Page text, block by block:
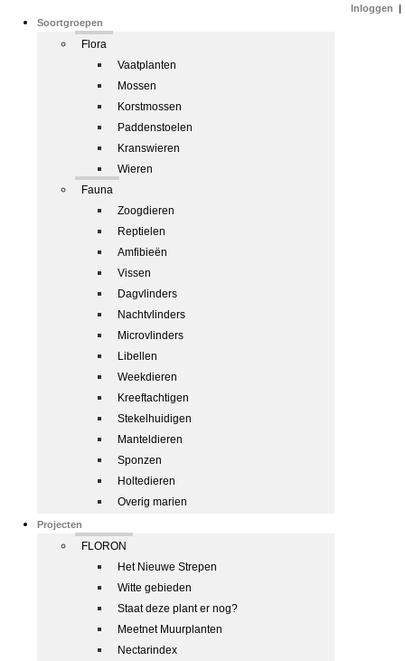
Soortgroepen
Flora
Vaatplanten
Mossen
Korstmossen
Paddenstoelen
Kranswieren
Wieren
Fauna
Zoogdieren
Reptielen
Amfibieën
Vissen
Dagvlinders
Nachtvlinders
Microvlinders
Libellen
Weekdieren
Kreeftachtigen
Stekelhuidigen
Manteldieren
Sponzen
Holtedieren
Overig marien
Projecten
FLORON
Het Nieuwe Strepen
Witte gebieden
Staat deze plant er nog?
Meetnet Muurplanten
Nectarindex
Inloggen |